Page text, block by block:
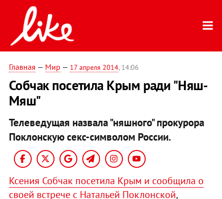
Главная — Мир — 17 апреля 2014, 14:06
Собчак посетила Крым ради "Няш-
Мяш"
Телеведущая назвала "няшного" прокурора
Поклонскую секс-символом России.
Ксения Собчак посетила Крым и сообщила о
своей встрече с Натальей Поклонской,